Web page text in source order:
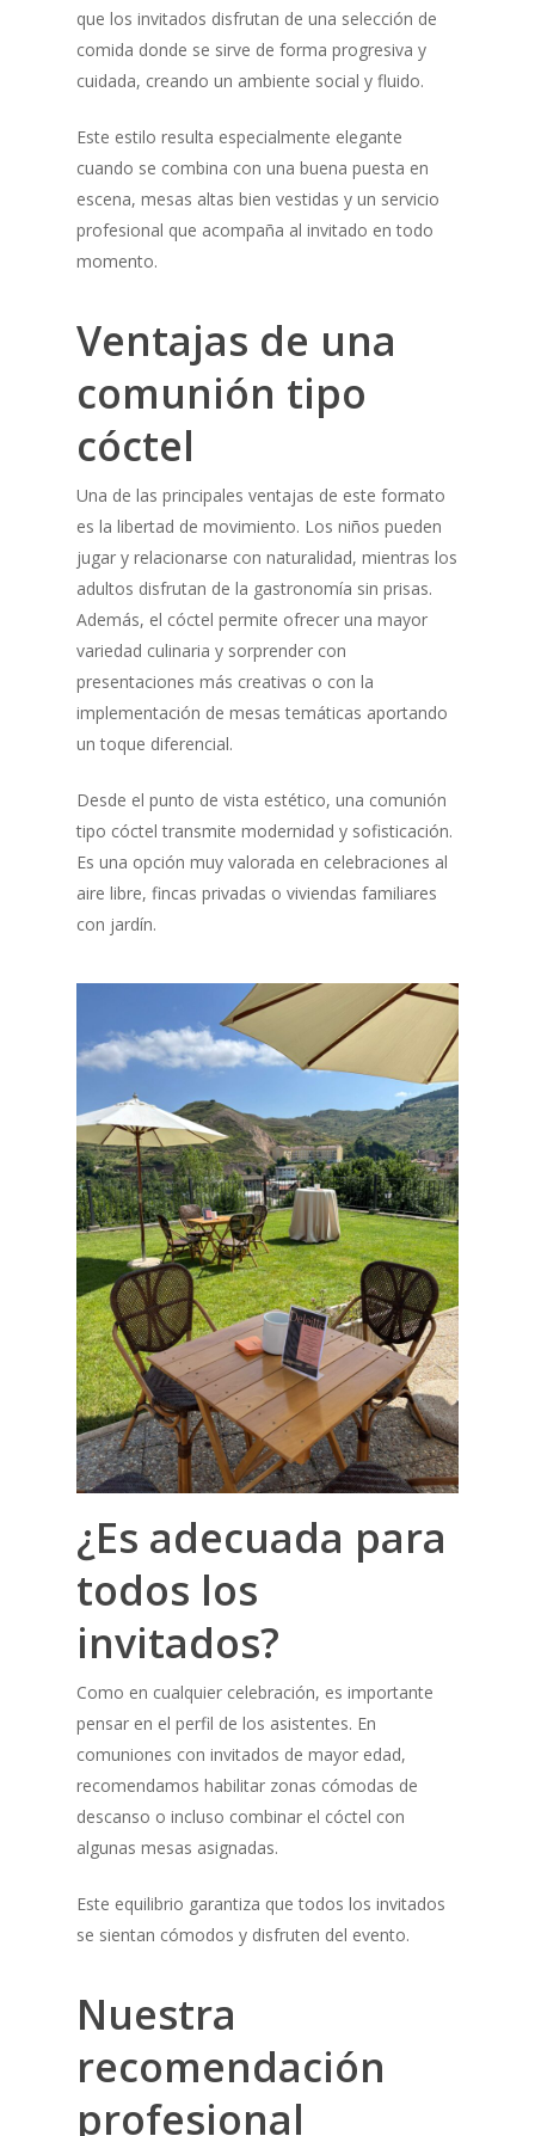
que los invitados disfrutan de una selección de
comida donde se sirve de forma progresiva y
cuidada, creando un ambiente social y fluido.
Este estilo resulta especialmente elegante
cuando se combina con una buena puesta en
escena, mesas altas bien vestidas y un servicio
profesional que acompaña al invitado en todo
momento.
Ventajas de una
comunión tipo
cóctel
Una de las principales ventajas de este formato
es la libertad de movimiento. Los niños pueden
jugar y relacionarse con naturalidad, mientras los
adultos disfrutan de la gastronomía sin prisas.
Además, el cóctel permite ofrecer una mayor
variedad culinaria y sorprender con
presentaciones más creativas o con la
implementación de mesas temáticas aportando
un toque diferencial.
Desde el punto de vista estético, una comunión
tipo cóctel transmite modernidad y sofisticación.
Es una opción muy valorada en celebraciones al
aire libre, fincas privadas o viviendas familiares
con jardín.
¿Es adecuada para
todos los
invitados?
Como en cualquier celebración, es importante
pensar en el perfil de los asistentes. En
comuniones con invitados de mayor edad,
recomendamos habilitar zonas cómodas de
descanso o incluso combinar el cóctel con
algunas mesas asignadas.
Este equilibrio garantiza que todos los invitados
se sientan cómodos y disfruten del evento.
Nuestra
recomendación
profesional